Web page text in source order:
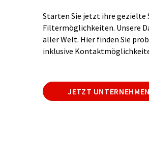
Starten Sie jetzt ihre gezielte
Filtermöglichkeiten. Unsere
aller Welt. Hier finden Sie
inklusive
JETZT